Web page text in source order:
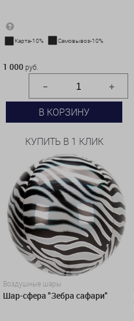
Карта-10% Самовывоз-10%
1 000 руб.
В КОРЗИНУ
КУПИТЬ В 1 КЛИК
Воздушные шары
Шар-сфера "Зебра сафари"